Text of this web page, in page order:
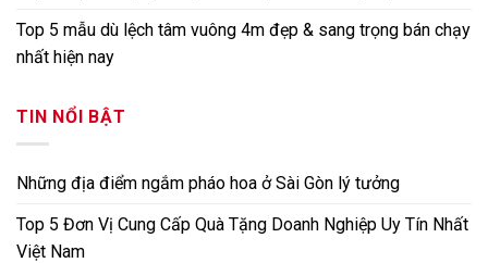
Top 5 mẫu dù lệch tâm vuông 4m đẹp & sang trọng bán chạy
nhất hiện nay
TIN NỔI BẬT
Những địa điểm ngắm pháo hoa ở Sài Gòn lý tưởng
Top 5 Đơn Vị Cung Cấp Quà Tặng Doanh Nghiệp Uy Tín Nhất
Việt Nam